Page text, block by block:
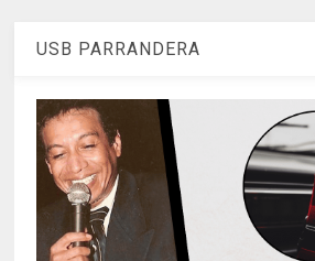
USB PARRANDERA